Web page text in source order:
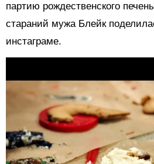
партию рождественского
стараний мужа Блейк
инстаграме.